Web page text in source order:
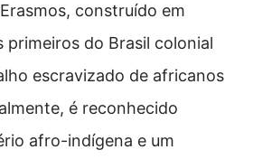
construído em
primeiros do Brasil colonial
escravizado de africanos
é reconhecido
afro-indígena e um